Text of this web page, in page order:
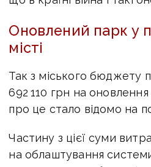
Оновлений парк у
місті
Так з міського бюджету
692 110 грн на
про це стало відомо на
Частину з цієї суми
на облаштування